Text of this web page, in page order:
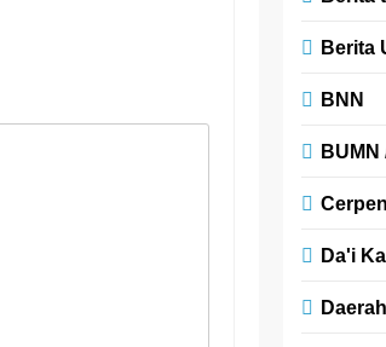
Berita
BNN
BUMN
Cerpen
Da'i
Daerah